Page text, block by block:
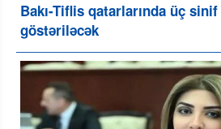
Bakı-Tiflis qatarlarında üç
göstəriləcək